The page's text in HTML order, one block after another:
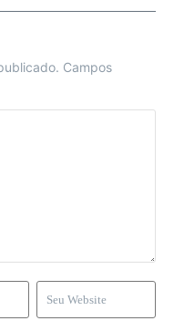
Campos